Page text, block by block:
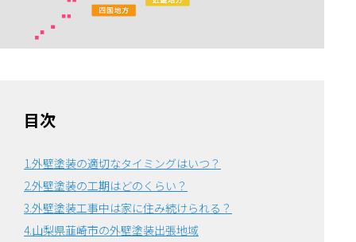
目次
1.外壁塗装の適切なタイミングはいつ？
2.外壁塗装の工期はどのくらい？
3.外壁塗装工事中は家に住み続けられる？
4.山梨県韮崎市の外壁塗装出張地域